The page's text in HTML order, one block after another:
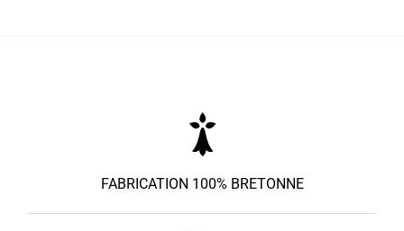
FABRICATION 100% BRETONNE